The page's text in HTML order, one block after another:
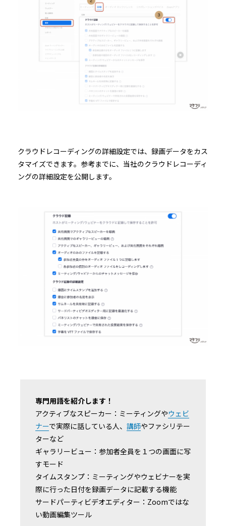
クラウドレコーディングの詳細設定では、録画データをカス
タマイズできます。参考までに、当社のクラウドレコーディ
ングの詳細設定を公開します。
専門用語を紹介します！
アクティブなスピーカー：ミーティングやウェビ
ナーで実際に話している人、 講師やファシリテー
ターなど
ギャラリービュー：参加者全員を１つの画面に写
すモード
タイムスタンプ：ミーティングやウェビナーを実
際に行った日付を録画データに記載する機能
サードパーティビデオエディター：Zoomではな
い動画編集ツール